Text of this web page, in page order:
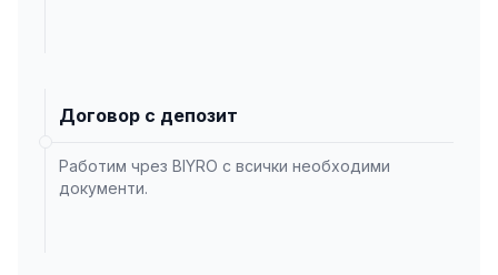
Договор с депозит
Работим чрез BIYRO с всички необходими
документи.